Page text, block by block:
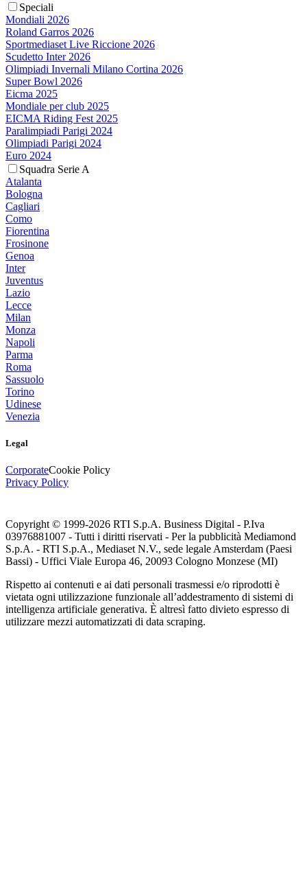
Speciali
Mondiali 2026
Roland Garros 2026
Sportmediaset Live Riccione 2026
Scudetto Inter 2026
Olimpiadi Invernali Milano Cortina 2026
Super Bowl 2026
Eicma 2025
Mondiale per club 2025
EICMA Riding Fest 2025
Paralimpiadi Parigi 2024
Olimpiadi Parigi 2024
Euro 2024
Squadra Serie A
Atalanta
Bologna
Cagliari
Como
Fiorentina
Frosinone
Genoa
Inter
Juventus
Lazio
Lecce
Milan
Monza
Napoli
Parma
Roma
Sassuolo
Torino
Udinese
Venezia
Legal
CorporateCookie Policy
Privacy Policy
Copyright © 1999-2026 RTI S.p.A. Business Digital - P.Iva
03976881007 - Tutti i diritti riservati - Per la pubblicità Mediamond
S.p.A. - RTI S.p.A., Mediaset N.V., sede legale Amsterdam (Paesi
Bassi) - Uffici Viale Europa 46, 20093 Cologno Monzese (MI)
Rispetto ai contenuti e ai dati personali trasmessi e/o riprodotti è
vietata ogni utilizzazione funzionale all’addestramento di sistemi di
intelligenza artificiale generativa. È altresì fatto divieto espresso di
utilizzare mezzi automatizzati di data scraping.